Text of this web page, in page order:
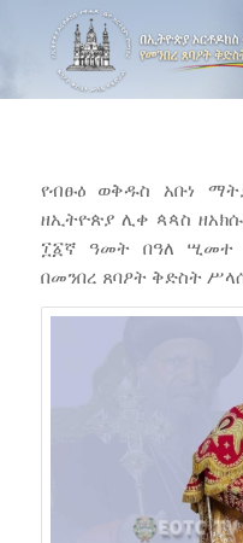
የብፁዕ ወቅዱስ አቡነ
ዘኢትዮጵያ ሊቀ ጳጳስ
፲፩ኛ ዓመት በዓለ ሢመተ
በመንበረ ጸባዖት ቅድስት